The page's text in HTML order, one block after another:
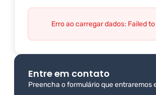
Erro ao carregar dados: Failed
Entre em contato
Preencha o formulário que entraremos